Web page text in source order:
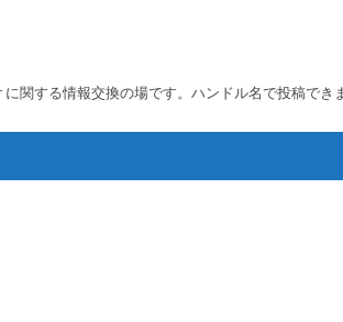
関する情報交換の場です。ハンドル名で投稿でき
コンテンツへ移動